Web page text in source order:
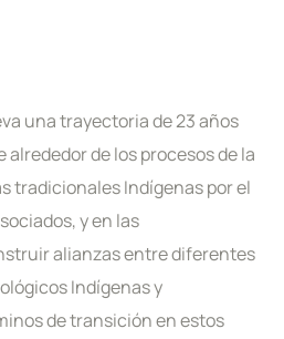
una trayectoria de 23 años
de los procesos de la
tradicionales Indígenas por el
y en las
alianzas entre diferentes
Indígenas y
de transición en estos